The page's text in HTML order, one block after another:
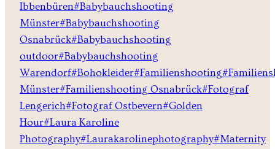
Ibbenbüren#Babybauchshooting
Münster#Babybauchshooting
Osnabrück#Babybauchshooting
outdoor#Babybauchshooting
Warendorf#Bohokleider#Familienshooting#
Münster#Familienshooting Osnabrück#Fotograf
Lengerich#Fotograf Ostbevern#Golden
Hour#Laura Karoline
Photography#Laurakarolinephotography#Maternity